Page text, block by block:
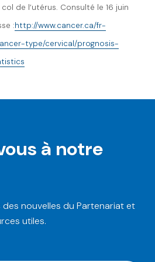
de l’utérus. Consulté le 16 juin
:http://www.cancer.ca/fr-
type/cervical/prognosis-
à notre
des nouvelles du Partenariat et
utiles.